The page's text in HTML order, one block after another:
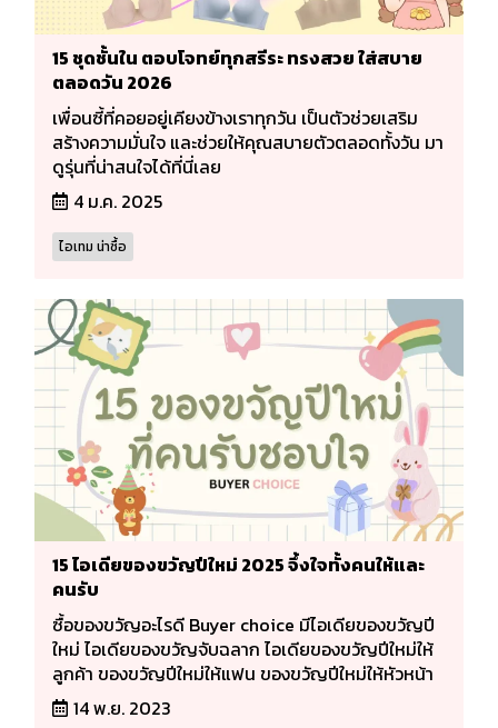
15 ชุดชั้นใน ตอบโจทย์ทุกสรีระ ทรงสวย ใส่สบาย
ตลอดวัน 2026
เพื่อนซี้ที่คอยอยู่เคียงข้างเราทุกวัน เป็นตัวช่วยเสริม
สร้างความมั่นใจ และช่วยให้คุณสบายตัวตลอดทั้งวัน มา
ดูรุ่นที่น่าสนใจได้ที่นี่เลย
4 ม.ค. 2025
ไอเทม น่าซื้อ
15 ไอเดียของขวัญปีใหม่ 2025 จึ้งใจทั้งคนให้และ
คนรับ
ซื้อของขวัญอะไรดี Buyer choice มีไอเดียของขวัญปี
ใหม่ ไอเดียของขวัญจับฉลาก ไอเดียของขวัญปีใหม่ให้
ลูกค้า ของขวัญปีใหม่ให้แฟน ของขวัญปีใหม่ให้หัวหน้า
14 พ.ย. 2023